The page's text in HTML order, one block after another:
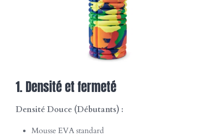
1. Densité et fermeté
Densité Douce (Débutants) :
Mousse EVA standard